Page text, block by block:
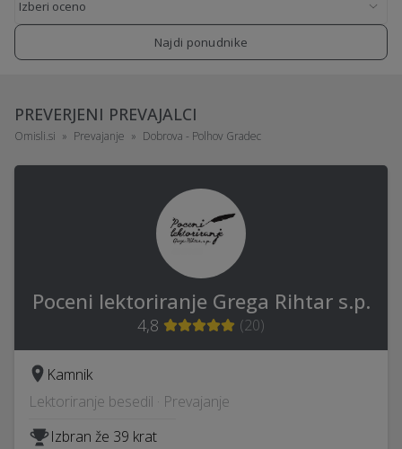
Najdi ponudnike
PREVERJENI PREVAJALCI
Omisli.si Prevajanje Dobrova - Polhov Gradec
Poceni lektoriranje Grega Rihtar s.p.
4,8 (20)
Kamnik
Lektoriranje besedil · Prevajanje
Izbran že 39 krat